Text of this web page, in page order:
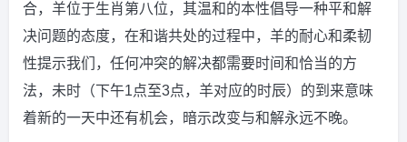
合，羊位于生肖第八位，其温和的本性倡导一种平和解
决问题的态度，在和谐共处的过程中，羊的耐心和柔韧
性提示我们，任何冲突的解决都需要时间和恰当的方
法，未时（下午1点至3点，羊对应的时辰）的到来意味
着新的一天中还有机会，暗示改变与和解永远不晚。